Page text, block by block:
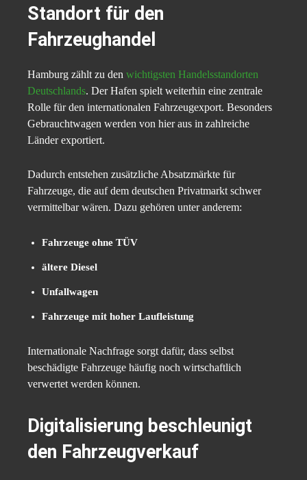
Standort für den
Fahrzeughandel
Hamburg zählt zu den wichtigsten Handelsstandorten
Deutschlands. Der Hafen spielt weiterhin eine zentrale
Rolle für den internationalen Fahrzeugexport. Besonders
Gebrauchtwagen werden von hier aus in zahlreiche
Länder exportiert.
Dadurch entstehen zusätzliche Absatzmärkte für
Fahrzeuge, die auf dem deutschen Privatmarkt schwer
vermittelbar wären. Dazu gehören unter anderem:
Fahrzeuge ohne TÜV
ältere Diesel
Unfallwagen
Fahrzeuge mit hoher Laufleistung
Internationale Nachfrage sorgt dafür, dass selbst
beschädigte Fahrzeuge häufig noch wirtschaftlich
verwertet werden können.
Digitalisierung beschleunigt
den Fahrzeugverkauf